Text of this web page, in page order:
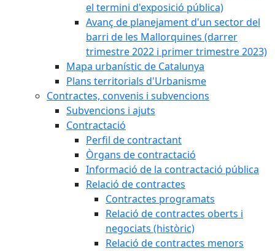
el termini d'exposició pública)
Avanç de planejament d'un sector del
barri de les Mallorquines (darrer
trimestre 2022 i primer trimestre 2023)
Mapa urbanístic de Catalunya
Plans territorials d'Urbanisme
Contractes, convenis i subvencions
Subvencions i ajuts
Contractació
Perfil de contractant
Òrgans de contractació
Informació de la contractació pública
Relació de contractes
Contractes programats
Relació de contractes oberts i
negociats (històric)
Relació de contractes menors